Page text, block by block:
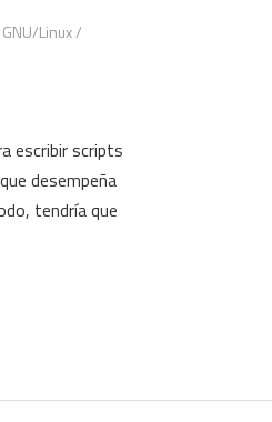
Linux/
escribir scripts
desempeña
tendría que